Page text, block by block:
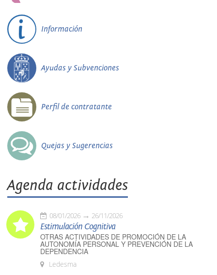
Información
Ayudas y Subvenciones
Perfil de contratante
Quejas y Sugerencias
Agenda actividades
08/01/2026 26/11/2026
Estimulación Cognitiva
OTRAS ACTIVIDADES DE PROMOCIÓN DE LA
AUTONOMÍA PERSONAL Y PREVENCIÓN DE LA
DEPENDENCIA
Ledesma